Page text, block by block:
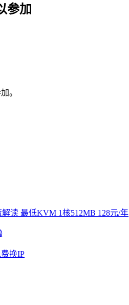
参加
。
读 最低KVM 1核512MB 128元/年
换IP